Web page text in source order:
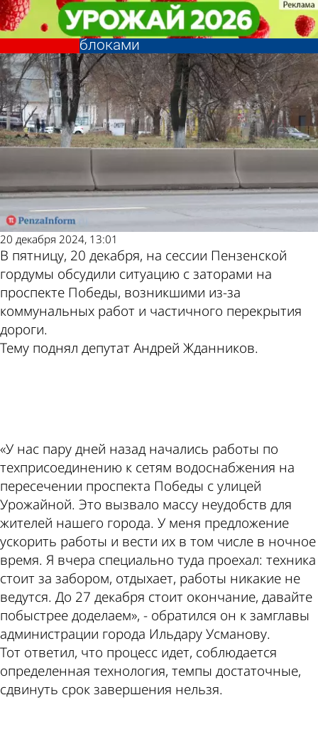
Депутат связал заторы на
проспекте Победы с бетонными
блоками
Общество
20 декабря 2024, 13:01
В пятницу, 20 декабря, на сессии Пензенской
гордумы обсудили ситуацию с заторами на
проспекте Победы, возникшими из-за
коммунальных работ и частичного перекрытия
дороги.
Тему поднял депутат Андрей Жданников.
«У нас пару дней назад начались работы по
техприсоединению к сетям водоснабжения на
пересечении проспекта Победы с улицей
Урожайной. Это вызвало массу неудобств для
жителей нашего города. У меня предложение
ускорить работы и вести их в том числе в ночное
время. Я вчера специально туда проехал: техника
стоит за забором, отдыхает, работы никакие не
ведутся. До 27 декабря стоит окончание, давайте
побыстрее доделаем», - обратился он к замглавы
администрации города Ильдару Усманову.
Тот ответил, что процесс идет, соблюдается
определенная технология, темпы достаточные,
сдвинуть срок завершения нельзя.
Депутат связал заторы на
проспекте Победы с бетонными
блоками
Общество
Другие новости
по теме
Погода и курсы
валют в Пензе